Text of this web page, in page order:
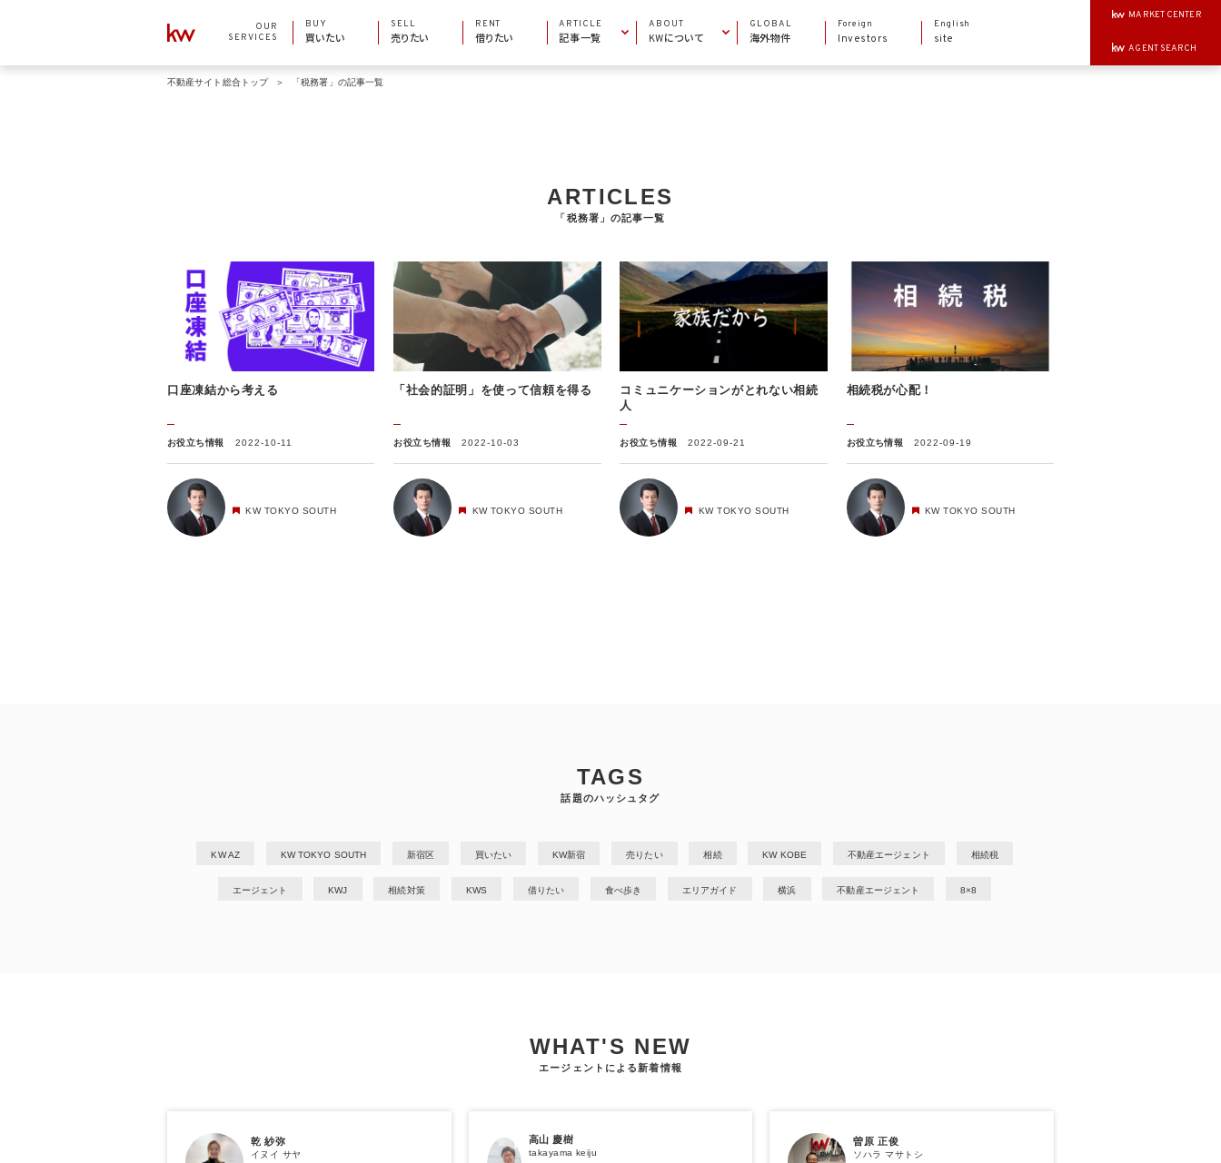
OUR
SERVICES
BUY
買いたい
SELL
売りたい
RENT
借りたい
ARTICLE
記事一覧
物件特集
ABOUT
KWについて
エージェントになりたい
GLOBAL
海外物件
Foreign
Investors
English
site
MARKET CENTER
AGENT SEARCH
不動産サイト総合トップ 「税務署」の記事一覧
ARTICLES
「税務署」の記事一覧
口座凍結から考える
お役立ち情報 2022-10-11
KW TOKYO SOUTH
「社会的証明」を使って信頼を得る
お役立ち情報 2022-10-03
KW TOKYO SOUTH
コミュニケーションがとれない相続
人
お役立ち情報 2022-09-21
KW TOKYO SOUTH
相続税が心配！
お役立ち情報 2022-09-19
KW TOKYO SOUTH
TAGS
話題のハッシュタグ
KW AZ KW TOKYO SOUTH 新宿区 買いたい KW新宿 売りたい 相続 KW KOBE 不動産エージェント 相続税
エージェント KWJ 相続対策 KWS 借りたい 食べ歩き エリアガイド 横浜 不動産エージェント 8×8
WHAT'S NEW
エージェントによる新着情報
乾 紗弥
イヌイ サヤ
高山 慶樹
takayama keiju
曽原 正俊
ソハラ マサトシ